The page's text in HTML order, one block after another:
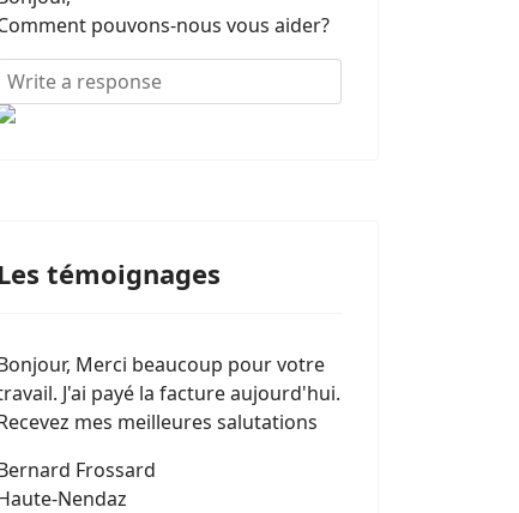
pouvons-nous vous aider?
Les témoignages
Merci beaucoup pour votre
J'ai payé la facture aujourd'hui.
mes meilleures salutations
Frossard
Nendaz